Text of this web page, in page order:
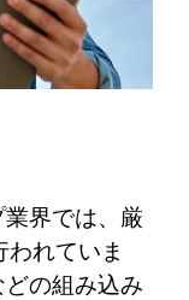
界では、厳
れていま
の組み込み